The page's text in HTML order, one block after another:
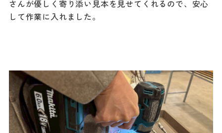
さんが優しく寄り添い見本を見せてくれるので、安心
して作業に入れました。